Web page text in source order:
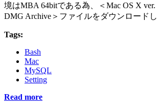
境はMBA 64bitである為、＜Mac OS X
DMG Archive＞ファイルをダウンロードし
Tags:
Bash
Mac
MySQL
Setting
Read more